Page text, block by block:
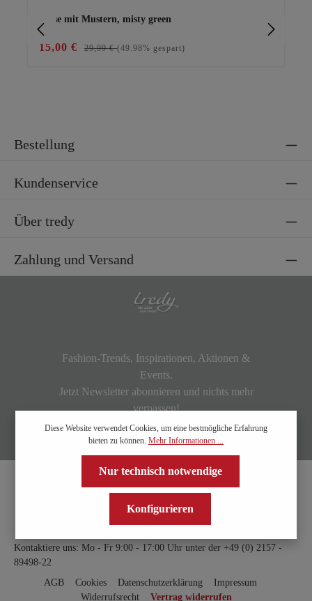
Bluse mit Mustern, misty green
15,00 € 29,99 €(49.98% gespart)
Bestellung
Kundenservice
Über tredy
Zahlung und Versand
Fashion-Trends, Inspirationen, Aktionen &
Events.
Jetzt Newsletter abonnieren und nichts mehr
verpassen!
Kontaktiere uns: Mo - Fr 9:00 - 17:00 Uhr unter der +49 (0) 2157 -
89498-22
AGB
Cookies Datenschutzerklärung
Impressum
Widerrufsrecht
Vertrag widerrufen
Diese Website verwendet Cookies, um eine bestmögliche Erfahrung
bieten zu können. Mehr Informationen ...
Nur technisch notwendige
Konfigurieren